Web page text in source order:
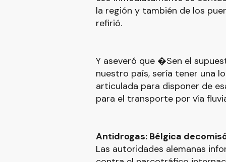
la región y también de los
refirió.
Y aseveró que �Sen el
nuestro país, sería tener una
articulada para disponer de
para el transporte por vía
Antidrogas: Bélgica
Las autoridades alemanas